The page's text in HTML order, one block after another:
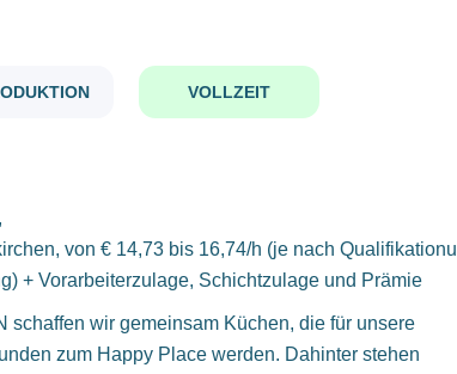
VOLLZEIT
von € 14,73 bis 16,74/h (je nach Qualifikationu
+ Vorarbeiterzulage, Schichtzulage und Prämie
schaffen wir gemeinsam Küchen, die für unsere
zum Happy Place werden. Dahinter stehen